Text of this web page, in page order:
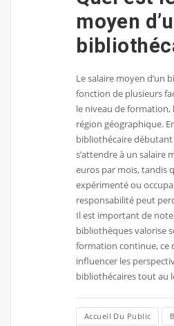
moyen
Le salaire moyen d’un
fonction de plusieurs
le niveau de formation,
région géographique.
bibliothécaire
s’attendre à un salaire
euros par mois, tandis
expérimenté ou
responsabilité peut
Il est important de
bibliothèques valorise
formation continue, ce
influencer les
bibliothécaires tout au
Accueil Du Public